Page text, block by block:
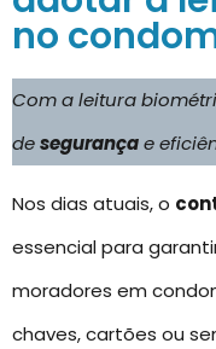
no
Com a leitura
desegurançae
Nos dias atuais, o
essencial para
moradores em
chaves, cartões ou